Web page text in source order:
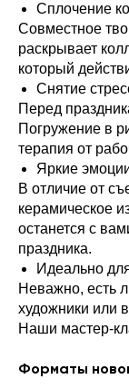
Сплочение
Совместное
раскрывает
который
Снятие
Перед
Погружение в
терапия от
Яркие
В отличие от
керамическое
останется с
праздника.
Идеально
Неважно, есть
художники или
Наши мастер-
Форматы